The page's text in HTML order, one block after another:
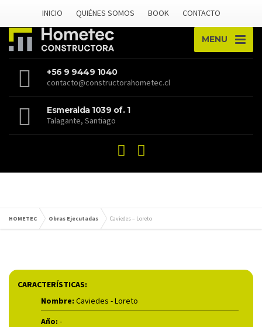
INICIO QUIÉNES SOMOS BOOK CONTACTO
MENU
+56 9 9449 1040
contacto@constructorahometec.cl
Esmeralda 1039 of. 1
Talagante, Santiago
HOMETEC Obras Ejecutadas Caviedes – Loreto
CARACTERÍSTICAS:
Nombre: Caviedes - Loreto
Año: -